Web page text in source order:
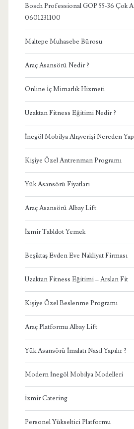
Bosch Professional GOP 55-36 Çok
0601231100
Maltepe Muhasebe Bürosu
Araç Asansörü Nedir ?
Online İç Mimarlık Hizmeti
Uzaktan Fitness Eğitimi Nedir ?
İnegöl Mobilya Alışverişi Nereden
Kişiye Özel Antrenman Programı
Yük Asansörü Fiyatları
Araç Asansörü Albay Lift
İzmir Tabldot Yemek
Beşiktaş Evden Eve Nakliyat Firması
Uzaktan Fitness Eğitimi – Arslan Fit
Kişiye Özel Beslenme Programı
Araç Platformu Albay Lift
Yük Asansörü İmalatı Nasıl Yapılır ?
Modern İnegöl Mobilya Modelleri
İzmir Catering
Personel Yükseltici Platformu